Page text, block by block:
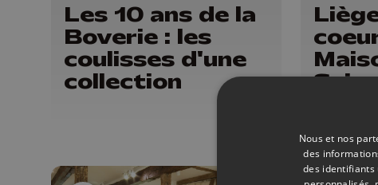
Les 10 ans de la
Boverie : les
coulisses d'une
collection
Nous et nos
des
des identifiants